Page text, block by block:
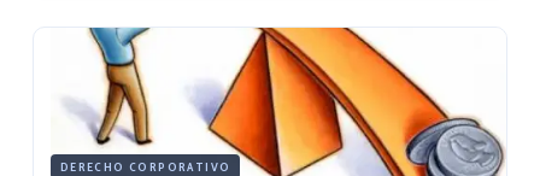
DERECHO CORPORATIVO